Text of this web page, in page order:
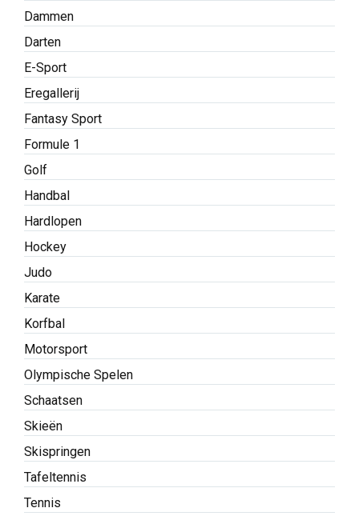
Dammen
Darten
E-Sport
Eregallerij
Fantasy Sport
Formule 1
Golf
Handbal
Hardlopen
Hockey
Judo
Karate
Korfbal
Motorsport
Olympische Spelen
Schaatsen
Skieën
Skispringen
Tafeltennis
Tennis